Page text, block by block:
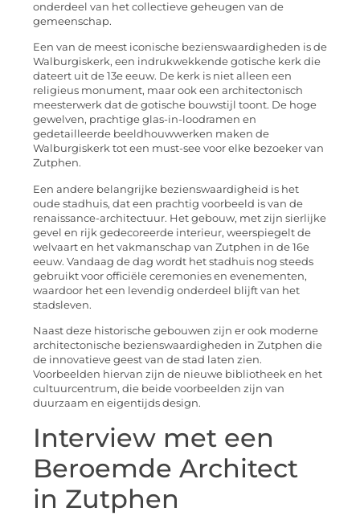
onderdeel van het collectieve geheugen van de
gemeenschap.
Een van de meest iconische bezienswaardigheden is de
Walburgiskerk, een indrukwekkende gotische kerk die
dateert uit de 13e eeuw. De kerk is niet alleen een
religieus monument, maar ook een architectonisch
meesterwerk dat de gotische bouwstijl toont. De hoge
gewelven, prachtige glas-in-loodramen en
gedetailleerde beeldhouwwerken maken de
Walburgiskerk tot een must-see voor elke bezoeker van
Zutphen.
Een andere belangrijke bezienswaardigheid is het
oude stadhuis, dat een prachtig voorbeeld is van de
renaissance-architectuur. Het gebouw, met zijn sierlijke
gevel en rijk gedecoreerde interieur, weerspiegelt de
welvaart en het vakmanschap van Zutphen in de 16e
eeuw. Vandaag de dag wordt het stadhuis nog steeds
gebruikt voor officiële ceremonies en evenementen,
waardoor het een levendig onderdeel blijft van het
stadsleven.
Naast deze historische gebouwen zijn er ook moderne
architectonische bezienswaardigheden in Zutphen die
de innovatieve geest van de stad laten zien.
Voorbeelden hiervan zijn de nieuwe bibliotheek en het
cultuurcentrum, die beide voorbeelden zijn van
duurzaam en eigentijds design.
Interview met een
Beroemde Architect
in Zutphen